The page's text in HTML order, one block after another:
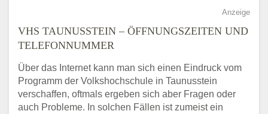
Anzeige
VHS TAUNUSSTEIN – ÖFFNUNGSZEITEN UND
TELEFONNUMMER
Über das Internet kann man sich einen Eindruck vom
Programm der Volkshochschule in Taunusstein
verschaffen, oftmals ergeben sich aber Fragen oder
auch Probleme. In solchen Fällen ist zumeist ein